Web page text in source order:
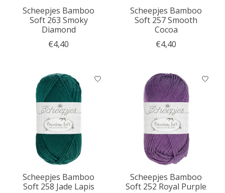
Scheepjes Bamboo
Soft 263 Smoky
Diamond
€4,40
Scheepjes Bamboo
Soft 257 Smooth
Cocoa
€4,40
Scheepjes Bamboo
Soft 258 Jade Lapis
Scheepjes Bamboo
Soft 252 Royal Purple